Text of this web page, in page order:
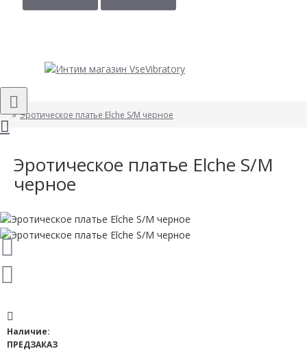
Эротическое платье Elche S/M черное
Эротическое платье Elche S/M
черное
Наличие:
ПРЕДЗАКАЗ